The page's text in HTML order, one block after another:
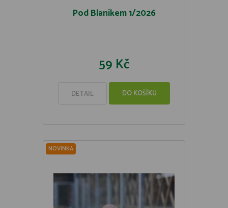
Pod Blaníkem 1/2026
59 Kč
DETAIL DO KOŠÍKU
NOVINKA